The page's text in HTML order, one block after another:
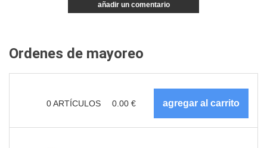
añadir un comentario
Ordenes de mayoreo
0ARTÍCULOS 0.00 €